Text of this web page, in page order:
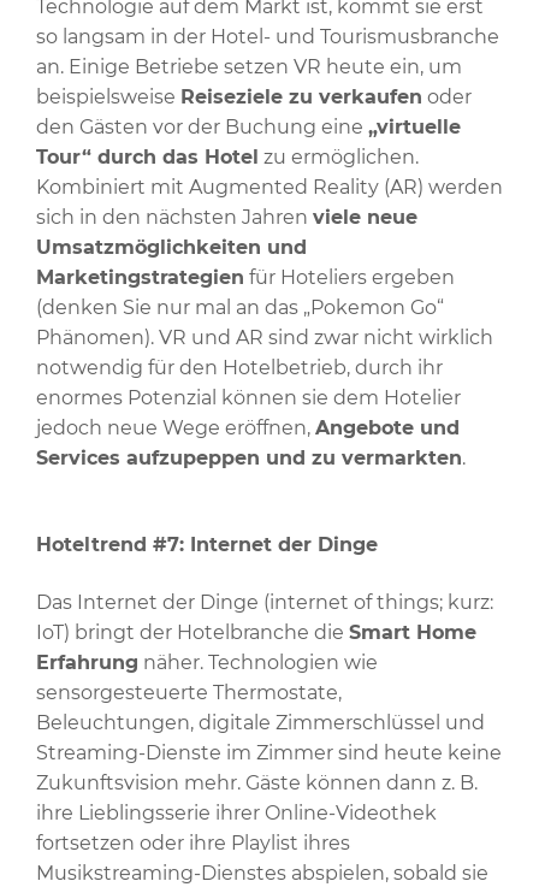
Technologie auf dem Markt ist, kommt sie erst
so langsam in der Hotel- und Tourismusbranche
an. Einige Betriebe setzen VR heute ein, um
beispielsweise Reiseziele zu verkaufen oder
den Gästen vor der Buchung eine „virtuelle
Tour“ durch das Hotel zu ermöglichen.
Kombiniert mit Augmented Reality (AR) werden
sich in den nächsten Jahren viele neue
Umsatzmöglichkeiten und
Marketingstrategien für Hoteliers ergeben
(denken Sie nur mal an das „Pokemon Go“
Phänomen). VR und AR sind zwar nicht wirklich
notwendig für den Hotelbetrieb, durch ihr
enormes Potenzial können sie dem Hotelier
jedoch neue Wege eröffnen, Angebote und
Services aufzupeppen und zu vermarkten.
Hoteltrend #7: Internet der Dinge
Das Internet der Dinge (internet of things; kurz:
IoT) bringt der Hotelbranche die Smart Home
Erfahrung näher. Technologien wie
sensorgesteuerte Thermostate,
Beleuchtungen, digitale Zimmerschlüssel und
Streaming-Dienste im Zimmer sind heute keine
Zukunftsvision mehr. Gäste können dann z. B.
ihre Lieblingsserie ihrer Online-Videothek
fortsetzen oder ihre Playlist ihres
Musikstreaming-Dienstes abspielen, sobald sie